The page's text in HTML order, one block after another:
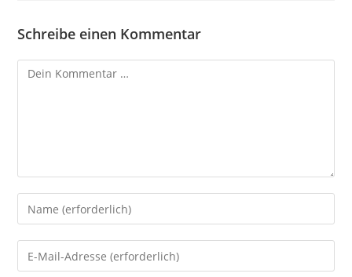
Schreibe einen Kommentar
Kommentar
Gib
deinen
Namen
oder
Gib
deine